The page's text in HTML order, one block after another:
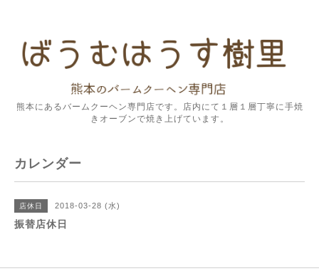
熊本にあるバームクーヘン専門店です。店内にて１層１層丁寧に手焼
きオーブンで焼き上げています。
カレンダー
店休日 2018-03-28 (水)
振替店休日